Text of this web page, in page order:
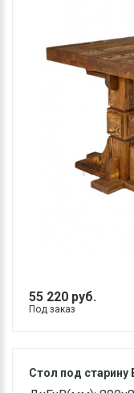
55 220 руб.
Под заказ
Стол под старину